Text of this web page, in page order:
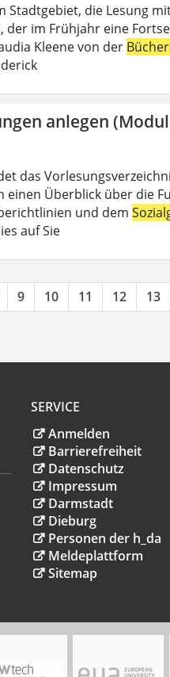
die Lesung
im Frühjahr eine
Kleene von der
anlegen
das
einen Überblick über
und dem
auf Sie
9 10 11 12 13
SERVICE
Anmelden
Barrierefreiheit
Datenschutz
Impressum
Darmstadt
Dieburg
Personen der h_da
Meldeplattform
Sitemap